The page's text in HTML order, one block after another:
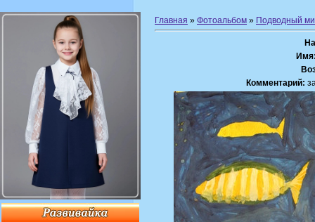
Главная » Фотоальбом » Подводный
Комментарий: